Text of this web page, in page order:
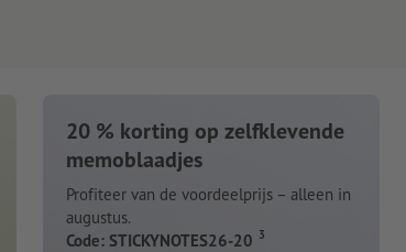
20 % korting op zelfklevende
memoblaadjes
Profiteer van de voordeelprijs – alleen in
augustus.
Code: STICKYNOTES26-20 3